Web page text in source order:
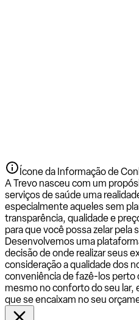
Ícone da Informação de
A Trevo nasceu com um
serviços de saúde uma
especialmente aqueles sem
transparência, qualidade e
para que você possa zelar pela
Desenvolvemos uma
decisão de onde realizar seus
consideração a qualidade dos
conveniência de fazê-los perto
mesmo no conforto do seu lar,
que se encaixam no seu